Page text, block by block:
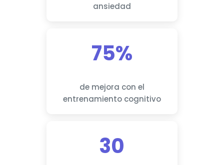
ansiedad
75%
de mejora con el
entrenamiento cognitivo
30